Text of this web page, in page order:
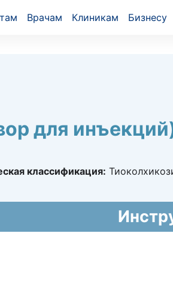
Врачам Клиникам Бизнесу
для
классификация: